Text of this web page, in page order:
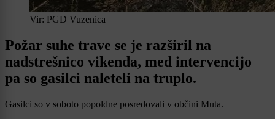
Vir: PGD Vuzenica
Požar suhe trave se je razširil na
nadstrešnico vikenda, med intervencijo
pa so gasilci naleteli na truplo.
Gasilci so v soboto popoldne posredovali v občini Muta.